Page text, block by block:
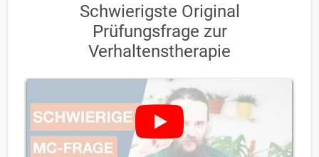
Schwierigste Original
Prüfungsfrage zur
Verhaltenstherapie